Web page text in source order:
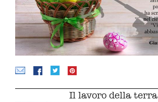
Il lavoro della terra